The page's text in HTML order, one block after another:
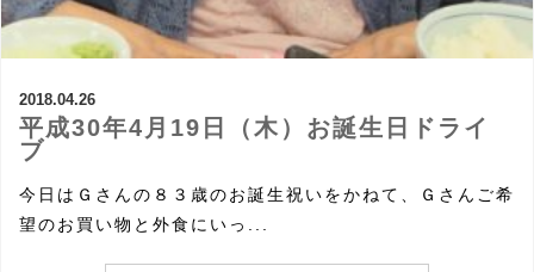
2018.04.26
平成30年4月19日（木）お誕生日ドライ
ブ
今日はＧさんの８３歳のお誕生祝いをかねて、Ｇさんご希
望のお買い物と外食にいっ...